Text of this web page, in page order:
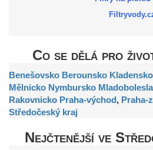
Co se dělá pro
Benešovsko Berounsko Kladensko
Mělnicko Nymbursko
Rakovnicko Praha-východ, Praha-
Středočeský kraj
Nejčtenější ve